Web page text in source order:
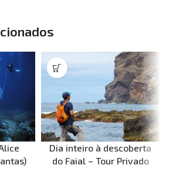
Dia inteiro à descoberta
do Faial – Tour Privado